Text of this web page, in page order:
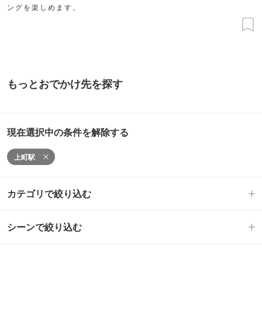
ングを楽しめます。
もっとおでかけ先を探す
現在選択中の条件を解除する
上町駅
カテゴリで絞り込む
シーンで絞り込む